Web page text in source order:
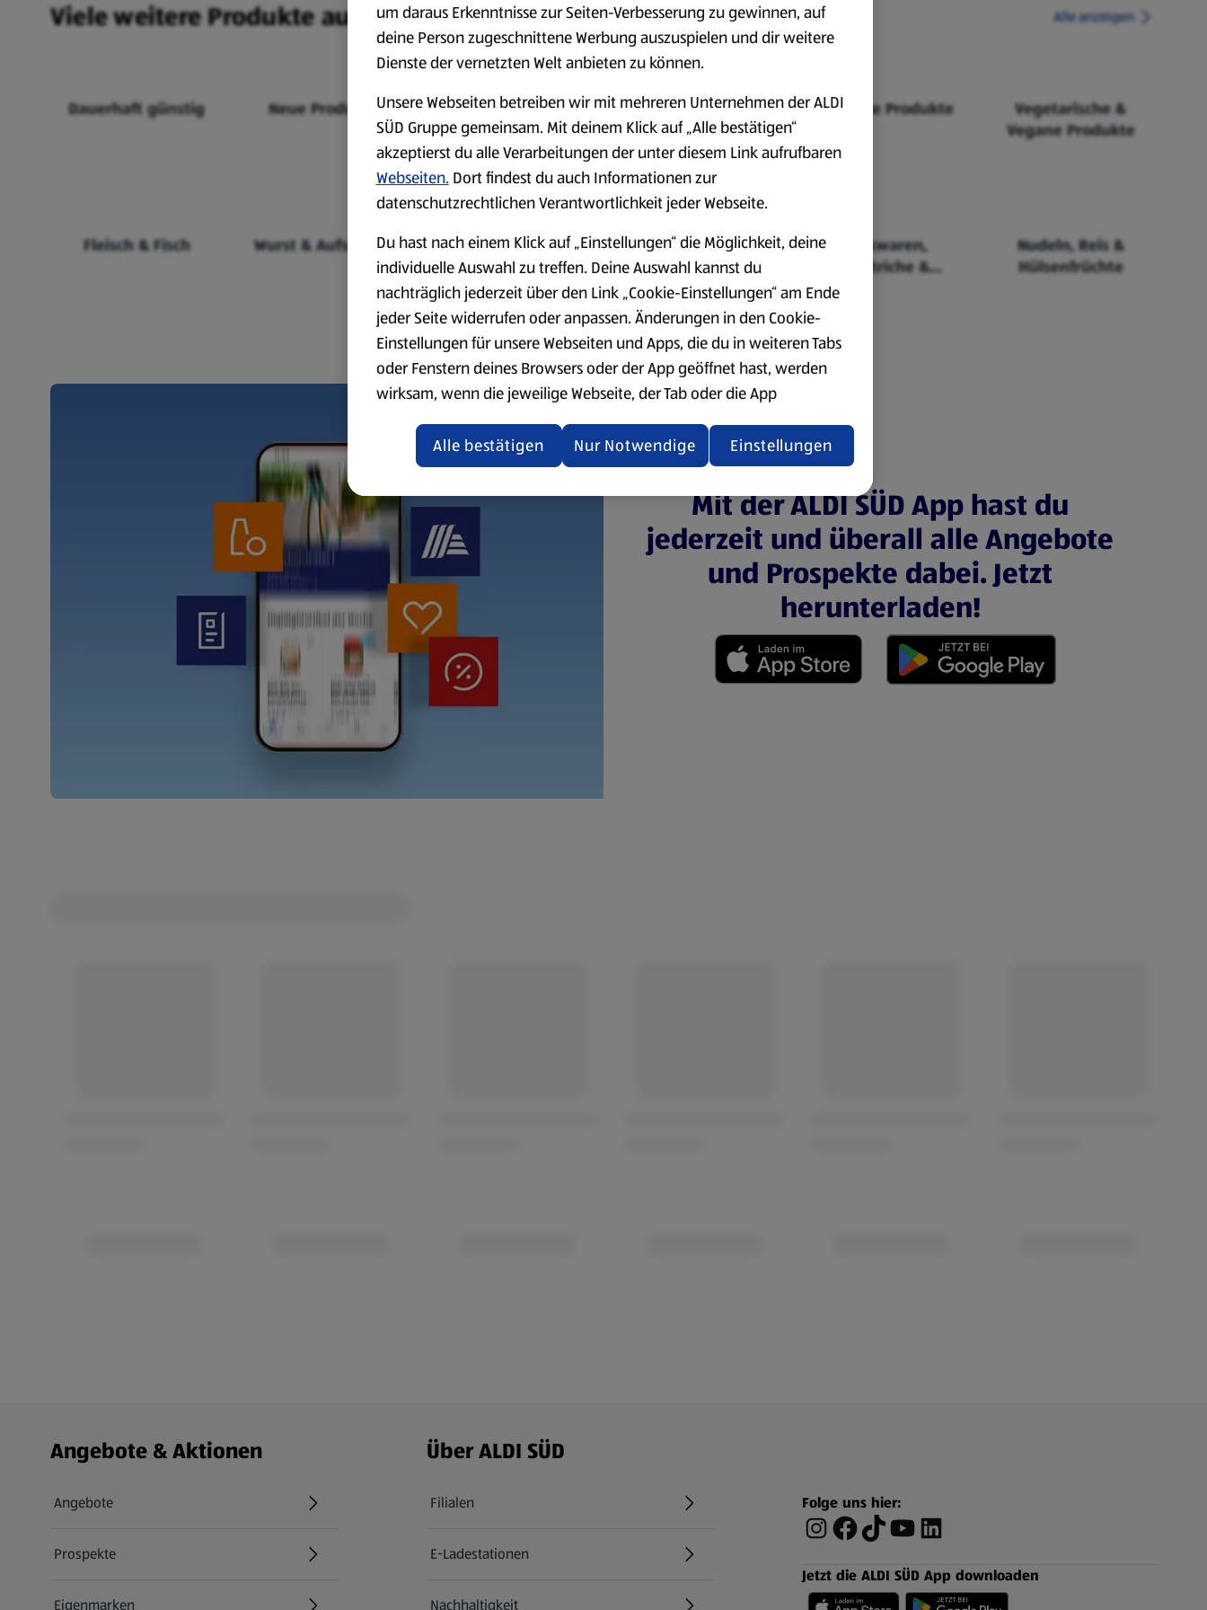
Viele weitere Produkte aus unserem Sortiment. Alle anzeigen
Dauerhaft günstig Neue Produkte Markenprodukte Bio-Produkte Fairtrade Produkte
Vegetarische &
Vegane Produkte
Fleisch & Fisch Wurst & Aufschnitt Käse
Milchprodukte &
Eier
Backwaren,
Aufstriche &
Nudeln, Reis &
Hülsenfrüchte
Mit der ALDI SÜD App hast du
jederzeit und überall alle Angebote
und Prospekte dabei. Jetzt
herunterladen!
Fußzeilenmenü - weitere Links
Angebote & Aktionen
Angebote
Prospekte
Eigenmarken
Über ALDI SÜD
Filialen
E-Ladestationen
Nachhaltigkeit
Folge uns hier:
Jetzt die ALDI SÜD App downloaden
um daraus Erkenntnisse zur Seiten-Verbesserung zu gewinnen, auf
deine Person zugeschnittene Werbung auszuspielen und dir weitere
Dienste der vernetzten Welt anbieten zu können.
Unsere Webseiten betreiben wir mit mehreren Unternehmen der ALDI
SÜD Gruppe gemeinsam. Mit deinem Klick auf „Alle bestätigen“
akzeptierst du alle Verarbeitungen der unter diesem Link aufrufbaren
Webseiten. Dort findest du auch Informationen zur
datenschutzrechtlichen Verantwortlichkeit jeder Webseite.
Du hast nach einem Klick auf „Einstellungen“ die Möglichkeit, deine
individuelle Auswahl zu treffen. Deine Auswahl kannst du
nachträglich jederzeit über den Link „Cookie-Einstellungen“ am Ende
jeder Seite widerrufen oder anpassen. Änderungen in den Cookie-
Einstellungen für unsere Webseiten und Apps, die du in weiteren Tabs
oder Fenstern deines Browsers oder der App geöffnet hast, werden
wirksam, wenn die jeweilige Webseite, der Tab oder die App
aktualisiert oder geschlossen und anschließend wieder geöffnet
Datenschutzerklärung zur Verfügung.
Übersicht der Webseitenbetreiber und Datenschutzerklärungen
Einstellungen
Nur Notwendige
Alle bestätigen